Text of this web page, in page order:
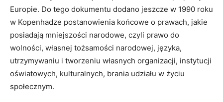
Europie. Do tego dokumentu dodano jeszcze w 1990 roku
w Kopenhadze postanowienia końcowe o prawach, jakie
posiadają mniejszości narodowe, czyli prawo do
wolności, własnej tożsamości narodowej, języka,
utrzymywaniu i tworzeniu własnych organizacji, instytucji
oświatowych, kulturalnych, brania udziału w życiu
społecznym.